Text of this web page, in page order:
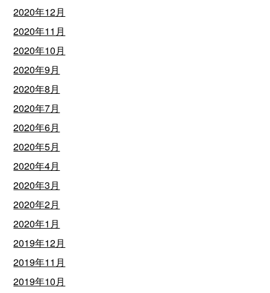
2020年12月
2020年11月
2020年10月
2020年9月
2020年8月
2020年7月
2020年6月
2020年5月
2020年4月
2020年3月
2020年2月
2020年1月
2019年12月
2019年11月
2019年10月